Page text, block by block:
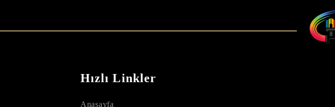
Hızlı Linkler
Anasayfa